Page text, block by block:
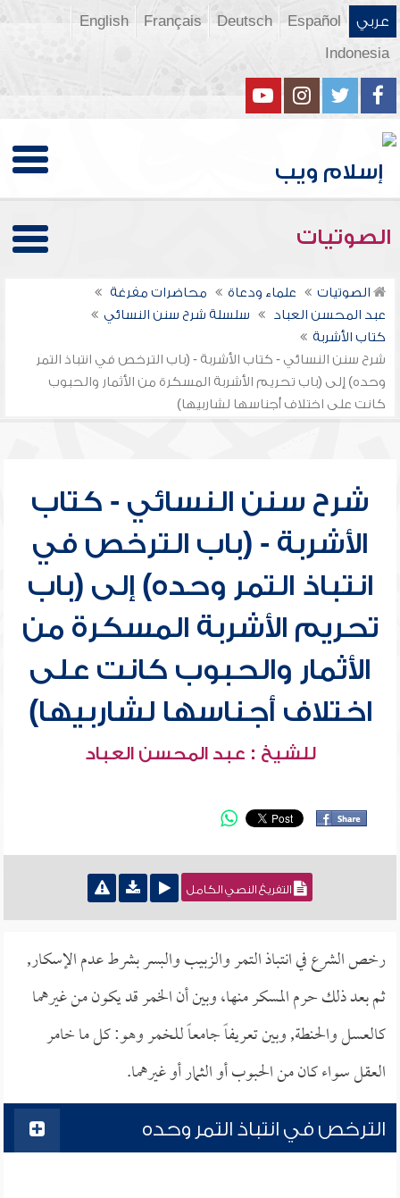
عربي Español
Deutsch
Français
English
Indonesia
الصوتيات
الصوتيات علماء ودعاة
محاضرات مفرغة
عبد المحسن العباد
سلسلة شرح سنن النسائي
كتاب الأشربة
شرح سنن النسائي - كتاب الأشربة - (باب الترخص في انتباذ التمر
وحده) إلى (باب تحريم الأشربة المسكرة من الأثمار والحبوب
كانت على اختلاف أجناسها لشاربيها)
شرح سنن النسائي - كتاب
الأشربة - (باب الترخص في
انتباذ التمر وحده) إلى (باب
تحريم الأشربة المسكرة من
الأثمار والحبوب كانت على
اختلاف أجناسها لشاربيها)
للشيخ : عبد المحسن العباد
التفريغ النصي الكامل
رخص الشرع في انتباذ التمر والزبيب والبسر بشرط عدم الإسكار,
ثم بعد ذلك حرم المسكر منها، وبين أن الخمر قد يكون من غيرهما
كالعسل والحنطة, وبين تعريفاً جامعاً للخمر وهو: كل ما خامر
العقل سواء كان من الحبوب أو الثمار أو غيرهما.
الترخص في انتباذ التمر وحده